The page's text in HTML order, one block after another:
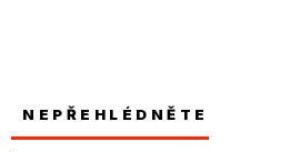
NEPŘEHLÉDNĚTE